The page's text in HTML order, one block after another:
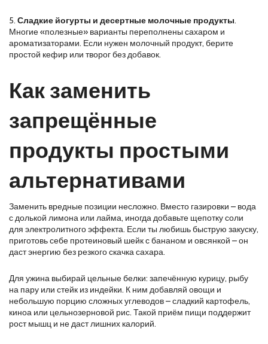
5. Сладкие йогурты и десертные молочные продукты.
Многие «полезные» варианты переполнены сахаром и
ароматизаторами. Если нужен молочный продукт, берите
простой кефир или творог без добавок.
Как заменить
запрещённые
продукты простыми
альтернативами
Заменить вредные позиции несложно. Вместо газировки – вода
с долькой лимона или лайма, иногда добавьте щепотку соли
для электролитного эффекта. Если ты любишь быструю закуску,
приготовь себе протеиновый шейк с бананом и овсянкой – он
даст энергию без резкого скачка сахара.
Для ужина выбирай цельные белки: запечённую курицу, рыбу
на пару или стейк из индейки. К ним добавляй овощи и
небольшую порцию сложных углеводов – сладкий картофель,
киноа или цельнозерновой рис. Такой приём пищи поддержит
рост мышц и не даст лишних калорий.